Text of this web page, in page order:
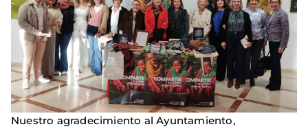
Nuestro agradecimiento al Ayuntamiento,